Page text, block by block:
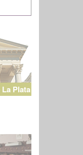
Plata